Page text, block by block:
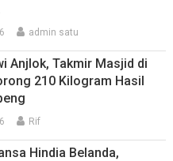
admin satu
Anjlok, Takmir Masjid di
210 Kilogram Hasil
Rif
Hindia Belanda,